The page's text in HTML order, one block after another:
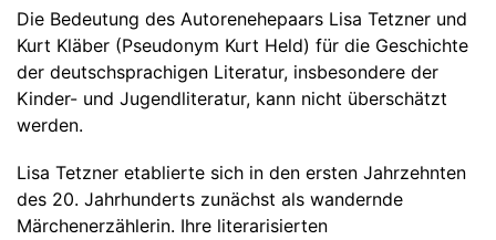
Die Bedeutung des Autorenehepaars Lisa Tetzner und
Kurt Kläber (Pseudonym Kurt Held) für die Geschichte
der deutschsprachigen Literatur, insbesondere der
Kinder- und Jugendliteratur, kann nicht überschätzt
werden.
Lisa Tetzner etablierte sich in den ersten Jahrzehnten
des 20. Jahrhunderts zunächst als wandernde
Märchenerzählerin. Ihre literarisierten